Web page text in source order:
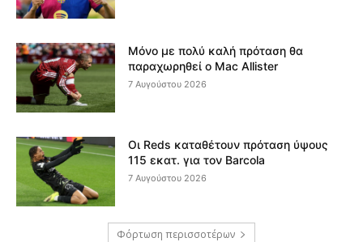
Μόνο με πολύ καλή πρόταση θα
παραχωρηθεί ο Mac Allister
7 Αυγούστου 2026
Οι Reds καταθέτουν πρόταση ύψους
115 εκατ. για τον Barcola
7 Αυγούστου 2026
Φόρτωση περισσοτέρων